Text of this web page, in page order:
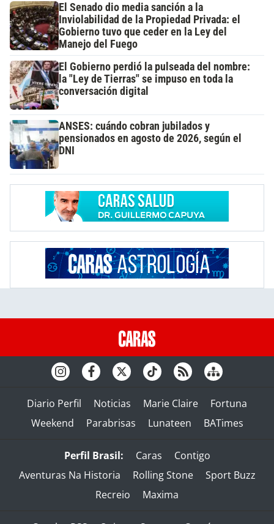
El Senado dio media sanción a la
Inviolabilidad de la Propiedad Privada: el
Gobierno tuvo que ceder en la Ley del
Manejo del Fuego
El Gobierno perdió la pulseada del nombre:
la "Ley de Tierras" se impuso en toda la
conversación digital
ANSES: cuándo cobran jubilados y
pensionados en agosto de 2026, según el
DNI
Diario Perfil Noticias Marie Claire
Fortuna
Weekend
Parabrisas Lunateen BATimes
Perfil Brasil: Caras
Contigo
Aventuras Na Historia
Rolling Stone
Sport Buzz
Recreio
Maxima